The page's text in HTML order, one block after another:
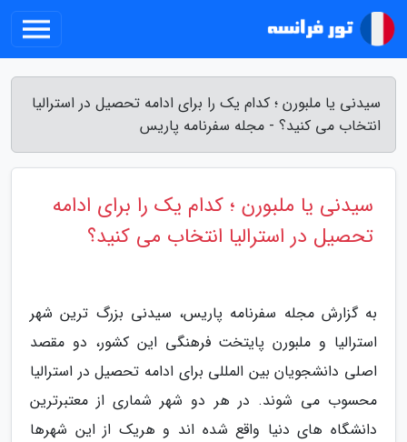
سیدنی یا ملبورن ؛ کدام یک را برای ادامه تحصیل در استرالیا
انتخاب می کنید؟ - مجله سفرنامه پاریس
سیدنی یا ملبورن ؛ کدام یک را برای ادامه
تحصیل در استرالیا انتخاب می کنید؟
به گزارش مجله سفرنامه پاریس، سیدنی بزرگ ترین شهر
استرالیا و ملبورن پایتخت فرهنگی این کشور، دو مقصد
اصلی دانشجویان بین المللی برای ادامه تحصیل در استرالیا
محسوب می شوند. در هر دو شهر شماری از معتبرترین
دانشگاه های دنیا واقع شده اند و هریک از این شهرها